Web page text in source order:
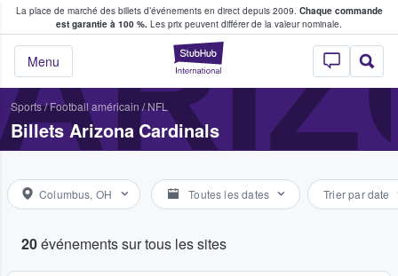
La place de marché des billets d’événements en direct depuis 2009. Chaque commande
est garantie à 100 %. Les prix peuvent différer de la valeur nominale.
StubHub - Où
Menu
fans achètent et vendent des billets
Sports/Football américain /NFL
Billets Arizona Cardinals
Columbus, OH Toutes les dates Trier par date
20événements sur tous les sites